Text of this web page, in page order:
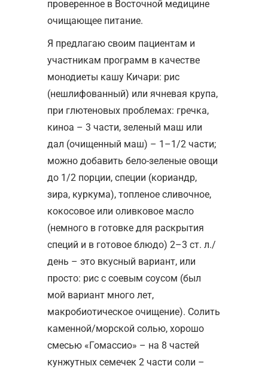
проверенное в Восточной медицине
очищающее питание.
Я предлагаю своим пациентам и
участникам программ в качестве
монодиеты кашу Кичари: рис
(нешлифованный) или ячневая крупа,
при глютеновых проблемах: гречка,
киноа – 3 части, зеленый маш или
дал (очищенный маш) – 1–1/2 части;
можно добавить бело-зеленые овощи
до 1/2 порции, специи (кориандр,
зира, куркума), топленое сливочное,
кокосовое или оливковое масло
(немного в готовке для раскрытия
специй и в готовое блюдо) 2–3 ст. л./
день – это вкусный вариант, или
просто: рис с соевым соусом (был
мой вариант много лет,
макробиотическое очищение). Солить
каменной/морской солью, хорошо
смесью «Гомассио» – на 8 частей
кунжутных семечек 2 части соли –